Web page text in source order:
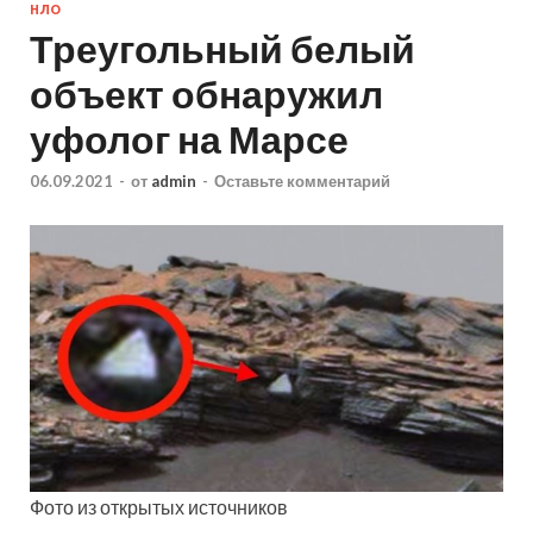
НЛО
Треугольный белый
объект обнаружил
уфолог на Марсе
06.09.2021 - от admin - Оставьте комментарий
Фото из открытых источников